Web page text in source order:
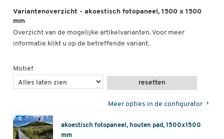
Variantenoverzicht - akoestisch fotopaneel, 1500 x 1500
mm
Overzicht van de mogelijke artikelvarianten. Voor meer
informatie klikt u op de betreffende variant.
Motief
resetten
Meer opties in de configurator
akoestisch fotopaneel, houten pad, 1500x1500
mm